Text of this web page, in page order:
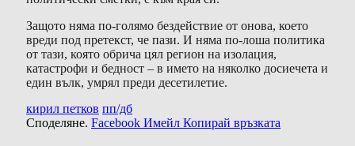
Защото няма по-голямо бездействие от онова, което
вреди под претекст, че пази. И няма по-лоша политика
от тази, която обрича цял регион на изолация,
катастрофи и бедност – в името на няколко досиечета и
един вълк, умрял преди десетилетие.
кирил петков пп/дб
Споделяне. Facebook Имейл Копирай връзката